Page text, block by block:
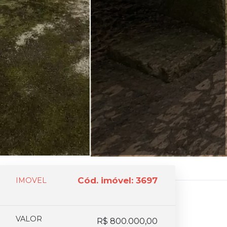
IMOVEL Cód. imóvel: 3697
VALOR R$ 800.000,00